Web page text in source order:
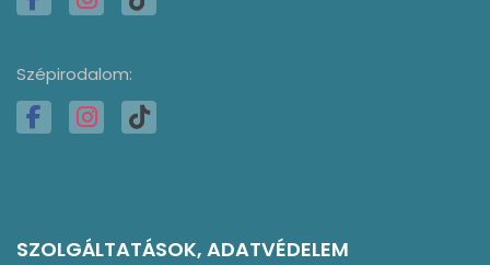
Szépirodalom:
SZOLGÁLTATÁSOK, ADATVÉDELEM